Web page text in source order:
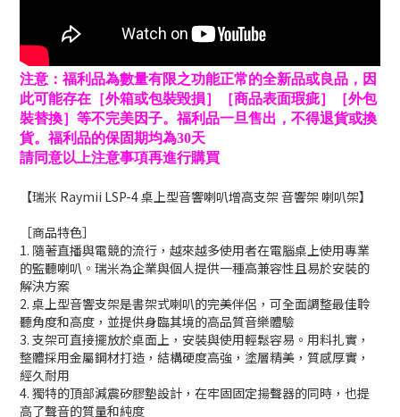
注意：福利品為數量有限之功能正常的全新品或良品，因
此可能存在［外箱或包裝毀損］［商品表面瑕疵］［外包
裝替換］等不完美因子。福利品一旦售出，不得退貨或換
貨。福利品的保固期均為30天
請同意以上注意事項再進行購買
【瑞米 Raymii LSP-4 桌上型音響喇叭增高支架 音響架 喇叭架】
［商品特色］
1. 隨著直播與電競的流行，越來越多使用者在電腦桌上使用專業
的監聽喇叭。瑞米為企業與個人提供一種高兼容性且易於安裝的
解決方案
2. 桌上型音響支架是書架式喇叭的完美伴侶，可全面調整最佳聆
聽角度和高度，並提供身臨其境的高品質音樂體驗
3. 支架可直接擺放於桌面上，安裝與使用輕鬆容易。用料扎實，
整體採用金屬鋼材打造，結構硬度高強，塗層精美，質感厚實，
經久耐用
4. 獨特的頂部減震矽膠墊設計，在牢固固定揚聲器的同時，也提
高了聲音的質量和純度